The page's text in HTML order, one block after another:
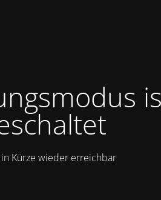
Kürze wieder erreichbar